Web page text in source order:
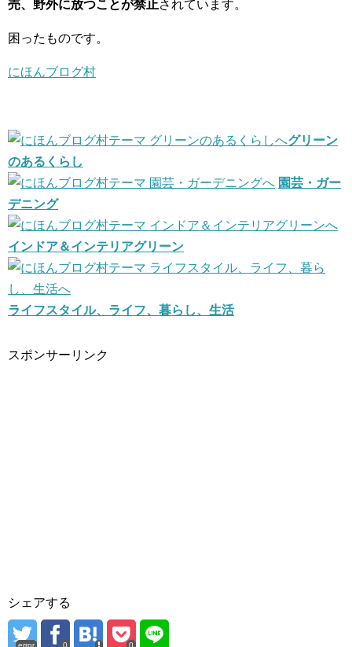
売、野外に放つことが禁止されています。
困ったものです。
にほんブログ村
グリーン
のあるくらし
園芸・ガー
デニング
インドア＆インテリアグリーン
ライフスタイル、ライフ、暮らし、生活
スポンサーリンク
シェアする
error 0 0